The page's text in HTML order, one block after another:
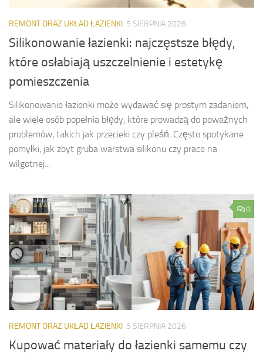
REMONT ORAZ UKŁAD ŁAZIENKI 5 SIERPNIA 2026
Silikonowanie łazienki: najczęstsze błędy,
które osłabiają uszczelnienie i estetykę
pomieszczenia
Silikonowanie łazienki może wydawać się prostym zadaniem,
ale wiele osób popełnia błędy, które prowadzą do poważnych
problemów, takich jak przecieki czy pleśń. Często spotykane
pomyłki, jak zbyt gruba warstwa silikonu czy prace na
wilgotnej...
0
REMONT ORAZ UKŁAD ŁAZIENKI 5 SIERPNIA 2026
Kupować materiały do łazienki samemu czy